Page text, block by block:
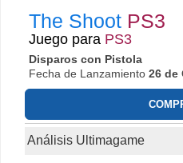
The Shoot PS3
Juego para PS3
Disparos con Pistola
Fecha de Lanzamiento 26 de
Análisis Ultimagame